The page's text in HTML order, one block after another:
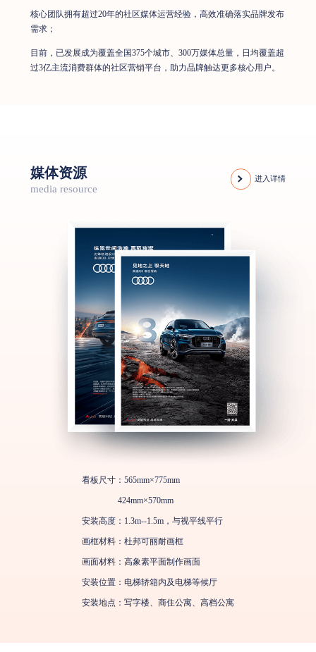
核心团队拥有超过20年的社区媒体运营经验，高效准确落实品牌发布
需求；
目前，已发展成为覆盖全国375个城市、300万媒体总量，日均覆盖超
过3亿主流消费群体的社区营销平台，助力品牌触达更多核心用户。
媒体资源
media resource
进入详情
看板尺寸：565mm×775mm
424mm×570mm
安装高度：1.3m--1.5m，与视平线平行
画框材料：杜邦可丽耐画框
画面材料：高象素平面制作画面
安装位置：电梯轿箱内及电梯等候厅
安装地点：写字楼、商住公寓、高档公寓